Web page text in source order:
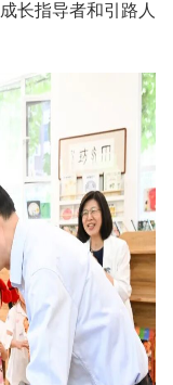
长指导者和引路人